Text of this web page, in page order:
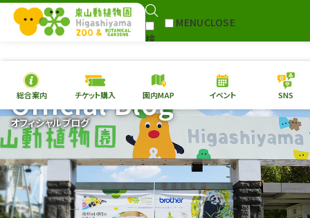
検
MENUCLOSE
本日の開園情報 チケ
園内MAP イベント
総合案内
動物園 植物園
総合案内 チケット購入 園内MAP イベント SNS
オフィシャルブログ
Official Blog